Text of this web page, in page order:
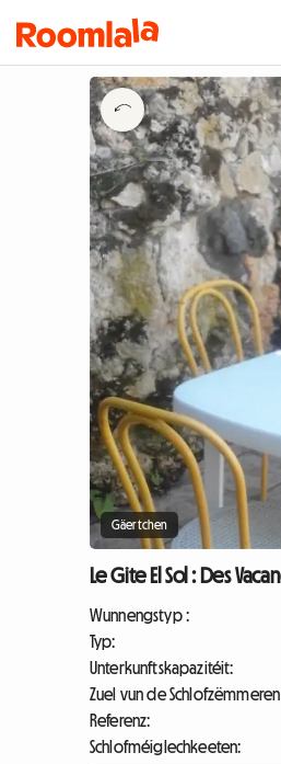
Gäertchen
Le Gite El Sol : Des
Wunnengstyp :
Typ:
Unterkunftskapazitéit:
Zuel vun de
Referenz:
Schlofméiglechkeeten: